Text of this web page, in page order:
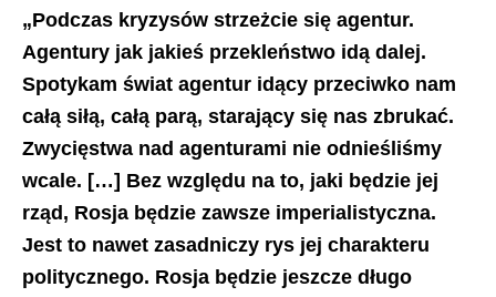
„Podczas kryzysów strzeżcie się agentur.
Agentury jak jakieś przekleństwo idą dalej.
Spotykam świat agentur idący przeciwko nam
całą siłą, całą parą, starający się nas zbrukać.
Zwycięstwa nad agenturami nie odnieśliśmy
wcale. […] Bez względu na to, jaki będzie jej
rząd, Rosja będzie zawsze imperialistyczna.
Jest to nawet zasadniczy rys jej charakteru
politycznego. Rosja będzie jeszcze długo